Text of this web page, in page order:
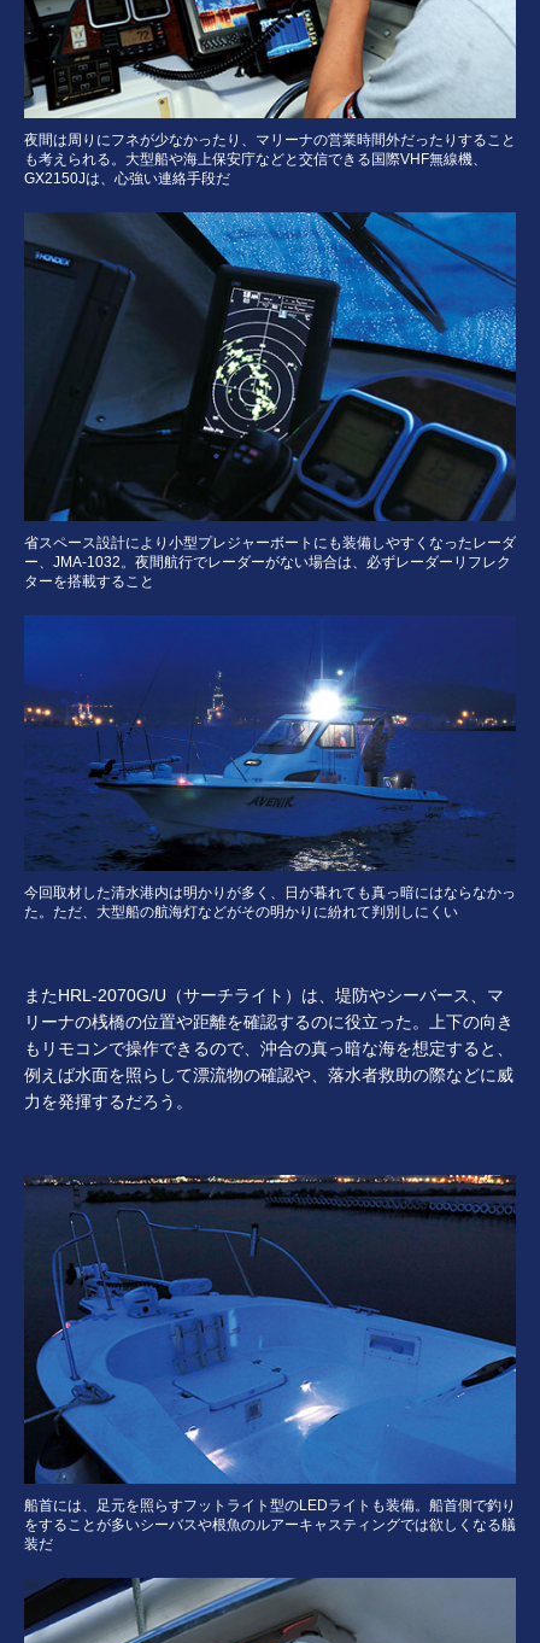
夜間は周りにフネが少なかったり、マリーナの営業時間外だったりすること
も考えられる。大型船や海上保安庁などと交信できる国際VHF無線機、
GX2150Jは、心強い連絡手段だ
省スペース設計により小型プレジャーボートにも装備しやすくなったレーダ
ー、JMA-1032。夜間航行でレーダーがない場合は、必ずレーダーリフレク
ターを搭載すること
今回取材した清水港内は明かりが多く、日が暮れても真っ暗にはならなかっ
た。ただ、大型船の航海灯などがその明かりに紛れて判別しにくい
またHRL-2070G/U（サーチライト）は、堤防やシーバース、マ
リーナの桟橋の位置や距離を確認するのに役立った。上下の向き
もリモコンで操作できるので、沖合の真っ暗な海を想定すると、
例えば水面を照らして漂流物の確認や、落水者救助の際などに威
力を発揮するだろう。
船首には、足元を照らすフットライト型のLEDライトも装備。船首側で釣り
をすることが多いシーバスや根魚のルアーキャスティングでは欲しくなる艤
装だ